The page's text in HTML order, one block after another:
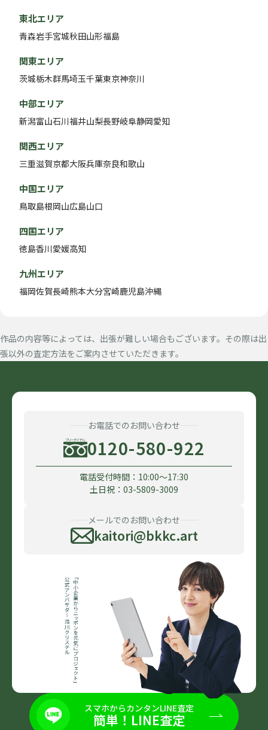
東北エリア
青森岩手宮城秋田山形福島
関東エリア
茨城栃木群馬埼玉千葉東京神奈川
中部エリア
新潟富山石川福井山梨長野岐阜静岡愛知
関西エリア
三重滋賀京都大阪兵庫奈良和歌山
中国エリア
鳥取島根岡山広島山口
四国エリア
徳島香川愛媛高知
九州エリア
福岡佐賀長崎熊本大分宮崎鹿児島沖縄
作品の内容等によっては、出張が難しい場合もございます。その際は出
張以外の査定方法をご案内させていただきます。
お電話でのお問い合わせ
0120-580-922
電話受付時間：10:00〜17:30
土日祝：03-5809-3009
メールでのお問い合わせ
kaitori@bkkc.art
スマホからカンタンLINE査定
簡単！LINE査定